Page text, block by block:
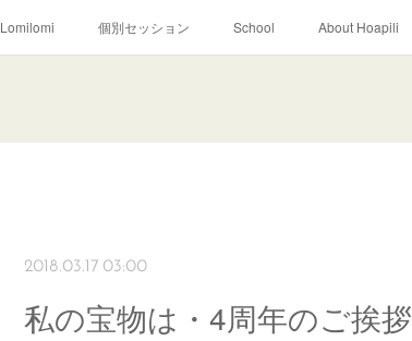
Lomilomi 個別セッション School About Hoapili
2018.03.17 03:00
私の宝物は・4周年のご挨拶